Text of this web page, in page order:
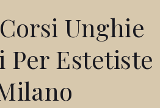
Unghie
Per Estetiste